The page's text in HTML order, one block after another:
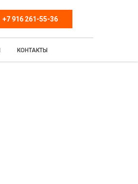
+7 916 261-55-36
КОНТАКТЫ